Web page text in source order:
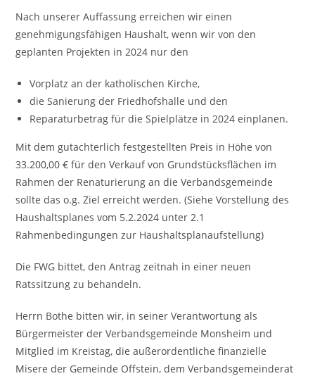
Nach unserer Auffassung erreichen wir einen
genehmigungsfähigen Haushalt, wenn wir von den
geplanten Projekten in 2024 nur den
Vorplatz an der katholischen Kirche,
die Sanierung der Friedhofshalle und den
Reparaturbetrag für die Spielplätze in 2024 einplanen.
Mit dem gutachterlich festgestellten Preis in Höhe von
33.200,00 € für den Verkauf von Grundstücksflächen im
Rahmen der Renaturierung an die Verbandsgemeinde
sollte das o.g. Ziel erreicht werden. (Siehe Vorstellung des
Haushaltsplanes vom 5.2.2024 unter 2.1
Rahmenbedingungen zur Haushaltsplanaufstellung)
Die FWG bittet, den Antrag zeitnah in einer neuen
Ratssitzung zu behandeln.
Herrn Bothe bitten wir, in seiner Verantwortung als
Bürgermeister der Verbandsgemeinde Monsheim und
Mitglied im Kreistag, die außerordentliche finanzielle
Misere der Gemeinde Offstein, dem Verbandsgemeinderat